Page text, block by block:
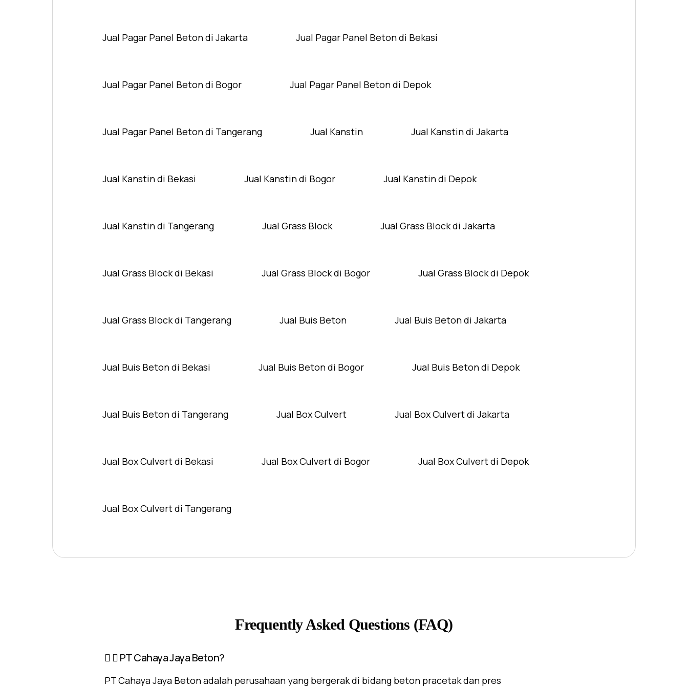
Jual Pagar Panel Beton di Jakarta Jual Pagar Panel Beton di Bekasi
Jual Pagar Panel Beton di Bogor Jual Pagar Panel Beton di Depok
Jual Pagar Panel Beton di Tangerang Jual Kanstin Jual Kanstin di Jakarta
Jual Kanstin di Bekasi Jual Kanstin di Bogor Jual Kanstin di Depok
Jual Kanstin di Tangerang Jual Grass Block Jual Grass Block di Jakarta
Jual Grass Block di Bekasi Jual Grass Block di Bogor Jual Grass Block di Depok
Jual Grass Block di Tangerang Jual Buis Beton Jual Buis Beton di Jakarta
Jual Buis Beton di Bekasi Jual Buis Beton di Bogor Jual Buis Beton di Depok
Jual Buis Beton di Tangerang Jual Box Culvert Jual Box Culvert di Jakarta
Jual Box Culvert di Bekasi Jual Box Culvert di Bogor Jual Box Culvert di Depok
Jual Box Culvert di Tangerang
Frequently Asked Questions (FAQ)
PT Cahaya Jaya Beton?
PT Cahaya Jaya Beton adalah perusahaan yang bergerak di bidang beton pracetak dan pres